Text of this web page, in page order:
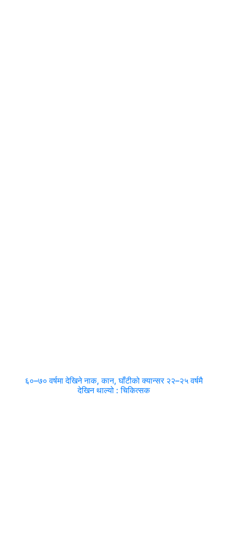
६०–७० वर्षमा देखिने नाक, कान, घाँटीको क्यान्सर २२–२५ वर्षमै
देखिन थाल्यो : चिकित्सक